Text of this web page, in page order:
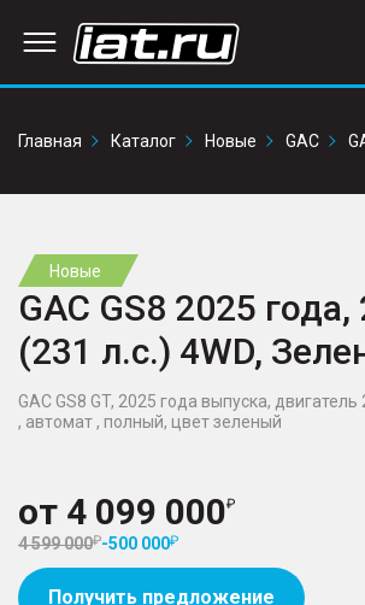
Главная
Каталог Новые GAC
Новые
GAC GS8 2025 года,
(231 л.с.) 4WD,
GAC GS8 GT, 2025 года выпуска, двигатель
, автомат , полный, цвет зеленый
от 4 099 000
4 599 000 -500 000
Получить предложение